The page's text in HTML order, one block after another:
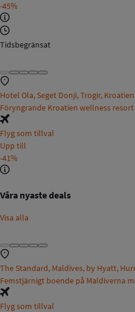
-45%
Tidsbegränsat
Hotel Ola, Seget Donji, Trogir, Kroatien
Föryngrande Kroatien wellness
Flyg som tillval
Upp till
-41%
Våra nyaste deals
Visa alla
The Standard, Maldives, by Hyatt,
Femstjärnigt boende på Maldiverna
Flyg som tillval